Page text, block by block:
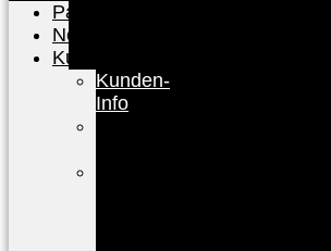
Partnerübersicht
News
Kunden
Kunden-
Info